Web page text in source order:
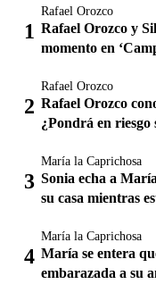
Rafael Orozco
Rafael Orozco y
momento en
Rafael Orozco
Rafael Orozco
¿Pondrá en
María la Caprichosa
Sonia echa a
su casa mientras
María la Caprichosa
María se entera
embarazada a su